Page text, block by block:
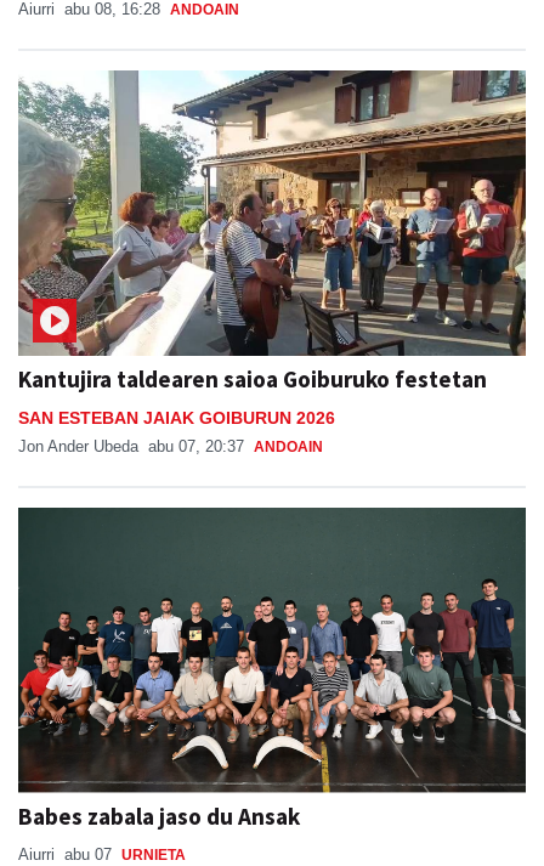
Aiurri abu 08, 16:28 ANDOAIN
Kantujira taldearen saioa Goiburuko festetan
SAN ESTEBAN JAIAK GOIBURUN 2026
Jon Ander Ubeda abu 07, 20:37 ANDOAIN
Babes zabala jaso du Ansak
Aiurri abu 07 URNIETA